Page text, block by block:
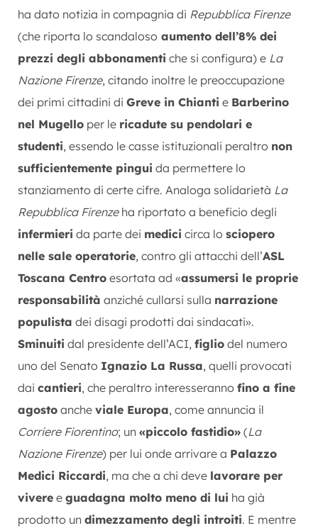
ha dato notizia in compagnia di Repubblica Firenze
(che riporta lo scandaloso aumento dell’8% dei
prezzi degli abbonamenti che si configura) e La
Nazione Firenze, citando inoltre le preoccupazione
dei primi cittadini di Greve in Chianti e Barberino
nel Mugello per le ricadute su pendolari e
studenti, essendo le casse istituzionali peraltro non
sufficientemente pingui da permettere lo
stanziamento di certe cifre. Analoga solidarietà La
Repubblica Firenzeha riportato a beneficio degli
infermieri da parte dei medici circa lo sciopero
nelle sale operatorie, contro gli attacchi dell’ASL
Toscana Centro esortata ad «assumersi le proprie
responsabilità anziché cullarsi sulla narrazione
populista dei disagi prodotti dai sindacati».
Sminuiti dal presidente dell’ACI, figlio del numero
uno del Senato Ignazio La Russa, quelli provocati
dai cantieri, che peraltro interesseranno fino a fine
agosto anche viale Europa, come annuncia il
Corriere Fiorentino; un «piccolo fastidio» (La
Nazione Firenze) per lui onde arrivare a Palazzo
Medici Riccardi, ma che a chi deve lavorare per
vivere e guadagna molto meno di lui ha già
prodotto un dimezzamento degli introiti. E mentre